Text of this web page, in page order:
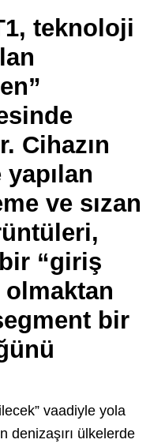
, teknoloji
Cihazın
ve sızan
“giriş
bir
vaadiyle yola
denizaşırı ülkelerde